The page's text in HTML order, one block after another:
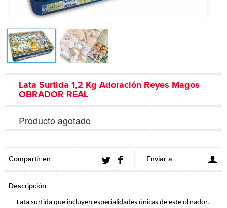
Lata Surtida 1,2 Kg Adoración Reyes Magos
OBRADOR REAL
Producto agotado
Compartir en Enviar a
Descripción
Lata surtida que incluyen especialidades únicas de este obrador.